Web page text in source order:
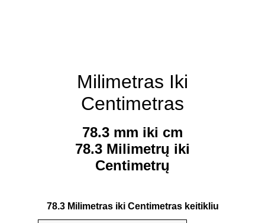
Milimetras Iki
Centimetras
78.3 mm iki cm
78.3 Milimetrų iki
Centimetrų
78.3 Milimetras iki Centimetras keitikliu